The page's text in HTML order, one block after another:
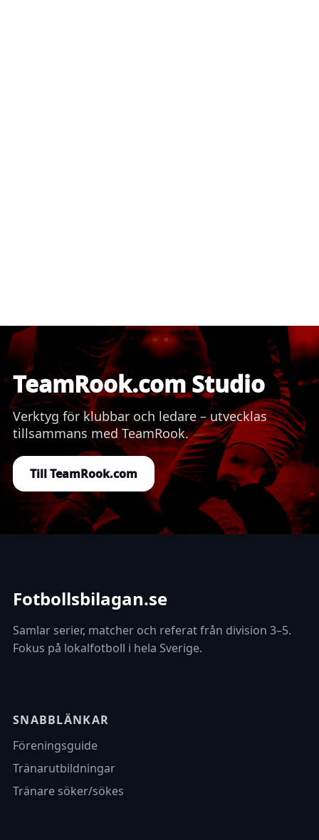
TeamRook.com Studio
Verktyg för klubbar och ledare – utvecklas
tillsammans med TeamRook.
Till TeamRook.com
Fotbollsbilagan.se
Samlar serier, matcher och referat från division 3–5.
Fokus på lokalfotboll i hela Sverige.
SNABBLÄNKAR
Föreningsguide
Tränarutbildningar
Tränare söker/sökes